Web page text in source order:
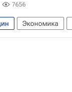
7656
Экономика